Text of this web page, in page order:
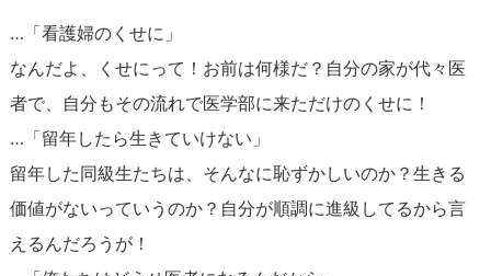
…「看護婦のくせに」
なんだよ、くせにって！お前は何様だ？自分の家が代々医
者で、自分もその流れで医学部に来ただけのくせに！
…「留年したら生きていけない」
留年した同級生たちは、そんなに恥ずかしいのか？生きる
価値がないっていうのか？自分が順調に進級してるから言
えるんだろうが！